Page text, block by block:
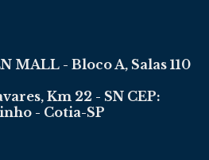
MALL - Bloco A, Salas 110
Km 22 - SN CEP:
- Cotia-SP